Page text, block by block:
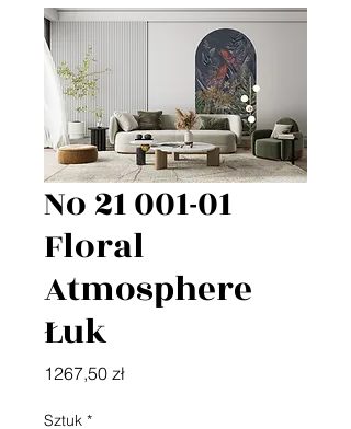
No 21 001-01
Floral
Atmosphere
Łuk
1267,50 złCena
Sztuk *